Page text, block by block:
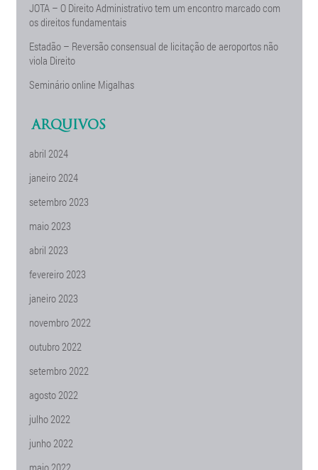
JOTA – O Direito Administrativo tem um encontro marcado com
os direitos fundamentais
Estadão – Reversão consensual de licitação de aeroportos não
viola Direito
Seminário online Migalhas
ARQUIVOS
abril 2024
janeiro 2024
setembro 2023
maio 2023
abril 2023
fevereiro 2023
janeiro 2023
novembro 2022
outubro 2022
setembro 2022
agosto 2022
julho 2022
junho 2022
maio 2022